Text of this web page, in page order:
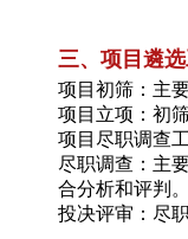
三、项目遴
项目初筛：主
项目立项：初
项目尽职调查
尽职调查：主
合分析和评判
投决评审：尽